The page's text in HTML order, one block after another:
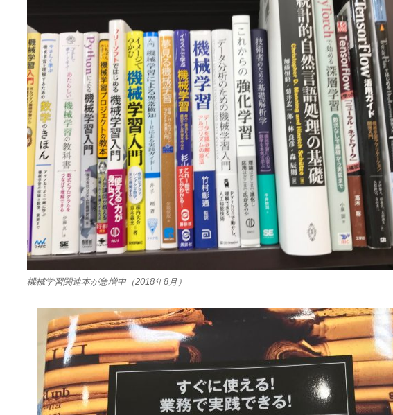
機械学習関連本が急増中（2018年8月）